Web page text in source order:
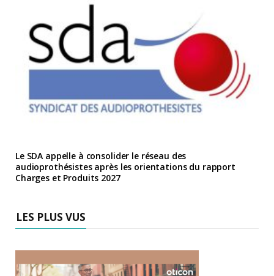
Le SDA appelle à consolider le réseau des
audioprothésistes après les orientations du rapport
Charges et Produits 2027
LES PLUS VUS